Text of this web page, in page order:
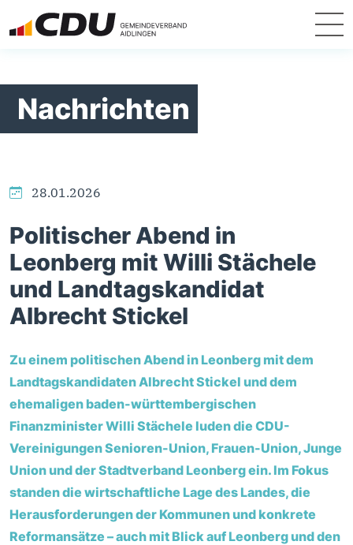
Nachrichten
28.01.2026
Politischer Abend in
Leonberg mit Willi Stächele
und Landtagskandidat
Albrecht Stickel
Zu einem politischen Abend in Leonberg mit dem
Landtagskandidaten Albrecht Stickel und dem
ehemaligen baden-württembergischen
Finanzminister Willi Stächele luden die CDU-
Vereinigungen Senioren-Union, Frauen-Union, Junge
Union und der Stadtverband Leonberg ein. Im Fokus
standen die wirtschaftliche Lage des Landes, die
Herausforderungen der Kommunen und konkrete
Reformansätze – auch mit Blick auf Leonberg und den